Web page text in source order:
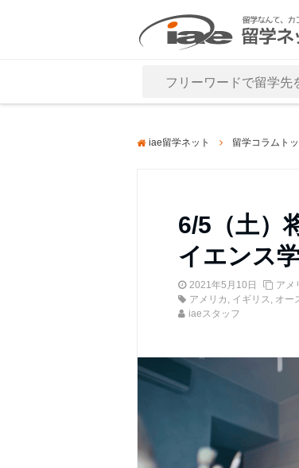
iae留学ネット 留学コラムト
6/5（土）
イエンス
2021年5月10日 アメ
アメリカ , イギリス, オー
iaeスタッフ